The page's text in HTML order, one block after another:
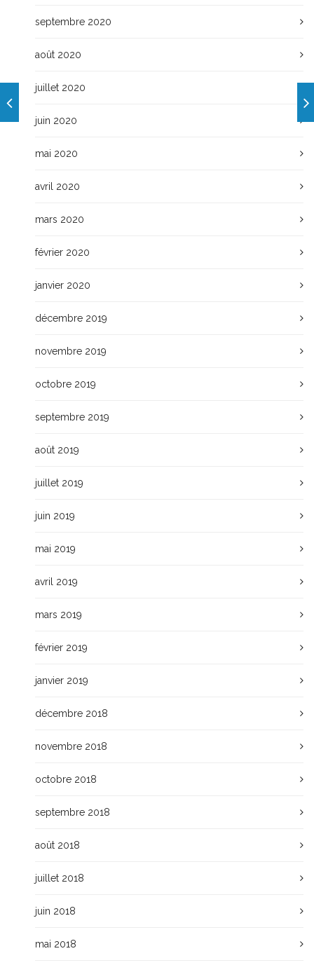
septembre 2020
août 2020
juillet 2020
juin 2020
mai 2020
avril 2020
mars 2020
février 2020
janvier 2020
décembre 2019
novembre 2019
octobre 2019
septembre 2019
août 2019
juillet 2019
juin 2019
mai 2019
avril 2019
mars 2019
février 2019
janvier 2019
décembre 2018
novembre 2018
octobre 2018
septembre 2018
août 2018
juillet 2018
juin 2018
mai 2018